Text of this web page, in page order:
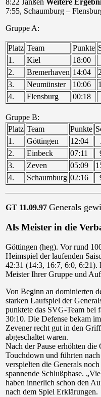
7:55, Schaumburg –
Gruppe A:
Platz Team Punkte
1.
Kiel 18:00
2.
Bremerhaven 14:04
3.
Neumünster 10:06
4.
Flensburg 00:18
Gruppe B:
Platz Team Punkte
1.
Göttingen 12:04
2.
Einbeck 07:11
3.
Zeven 05:09
4.
Schaumburg 02:16
GT 11.09.97 Generals
Als Meister in die
Göttingen (heg). Vor rund
Heimspiel der laufenden
42:31 (14:3, 16:7, 6:0, 6:21).
Meister Ihrer Gruppe und
Von Beginn an dominierten
starken Laufspiel der
punktete das SVG-Team bei
30:10. Die Defense bekam
Zevener recht gut in den
abgeschaltet waren.
Nach der Pause erhöhten
Touchdown und führten
verspielten die Generals
spannende Schlußphase.
haben innerlich schon den
nach dem Spiel Erklärungen.